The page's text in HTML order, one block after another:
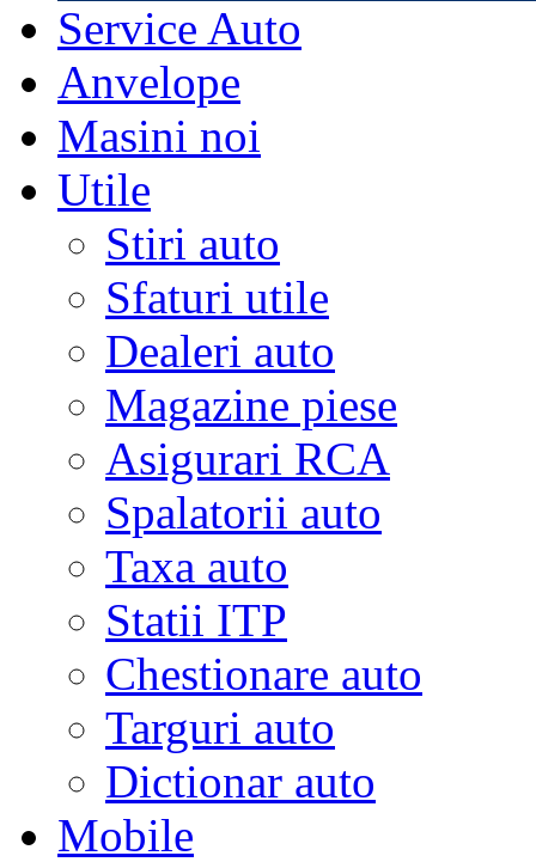
Service Auto
Anvelope
Masini noi
Utile
Stiri auto
Sfaturi utile
Dealeri auto
Magazine piese
Asigurari RCA
Spalatorii auto
Taxa auto
Statii ITP
Chestionare auto
Targuri auto
Dictionar auto
Mobile